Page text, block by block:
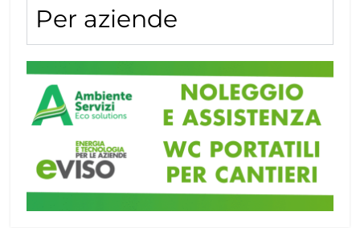
Per aziende